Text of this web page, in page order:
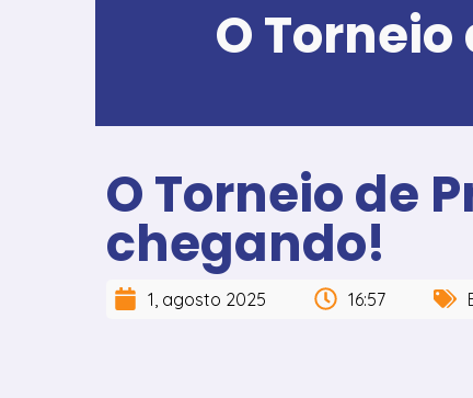
O
O Torneio de
chegando!
1, agosto 2025 16:57